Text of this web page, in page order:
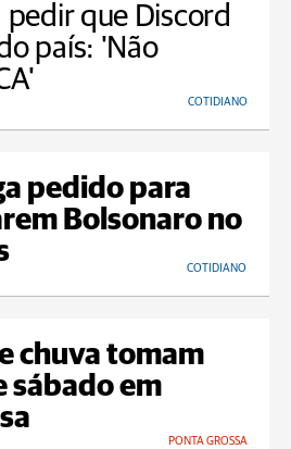
pedir que Discord
país: 'Não
COTIDIANO
pedido para
Bolsonaro no
COTIDIANO
chuva tomam
sábado em
PONTA GROSSA